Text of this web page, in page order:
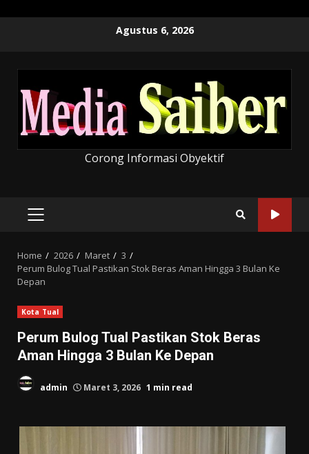
Agustus 6, 2026
Corong Informasi Obyektif
PRIMARY
Home 2026 Maret
3
Perum Bulog Tual Pastikan Stok Beras Aman Hingga 3 Bulan Ke
Depan
Kota Tual
Perum Bulog Tual Pastikan Stok Beras
Aman Hingga 3 Bulan Ke Depan
admin Maret 3, 2026 1 min read